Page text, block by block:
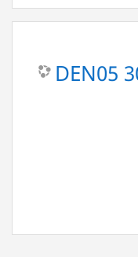
DEN05